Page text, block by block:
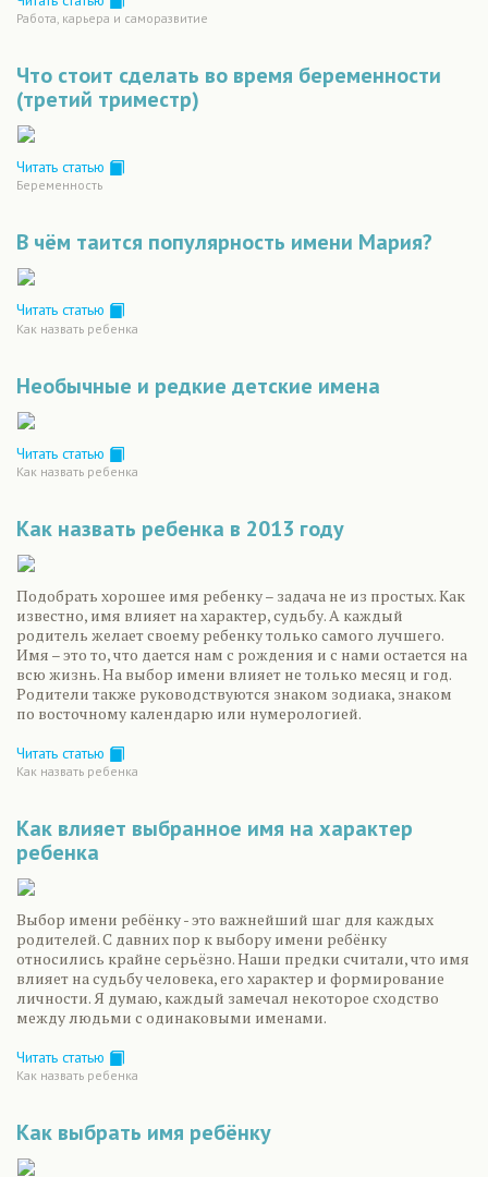
Работа, карьера и саморазвитие
Что стоит сделать во время беременности
(третий триместр)
Читать статью
Беременность
В чём таится популярность имени Мария?
Читать статью
Как назвать ребенка
Необычные и редкие детские имена
Читать статью
Как назвать ребенка
Как назвать ребенка в 2013 году
Подобрать хорошее имя ребенку – задача не из простых. Как
известно, имя влияет на характер, судьбу. А каждый
родитель желает своему ребенку только самого лучшего.
Имя – это то, что дается нам с рождения и с нами остается на
всю жизнь. На выбор имени влияет не только месяц и год.
Родители также руководствуются знаком зодиака, знаком
по восточному календарю или нумерологией.
Читать статью
Как назвать ребенка
Как влияет выбранное имя на характер
ребенка
Выбор имени ребёнку - это важнейший шаг для каждых
родителей. С давних пор к выбору имени ребёнку
относились крайне серьёзно. Наши предки считали, что имя
влияет на судьбу человека, его характер и формирование
личности. Я думаю, каждый замечал некоторое сходство
между людьми с одинаковыми именами.
Читать статью
Как назвать ребенка
Как выбрать имя ребёнку